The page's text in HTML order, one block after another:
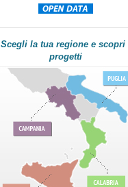
Scegli la tua regione e scopri
progetti